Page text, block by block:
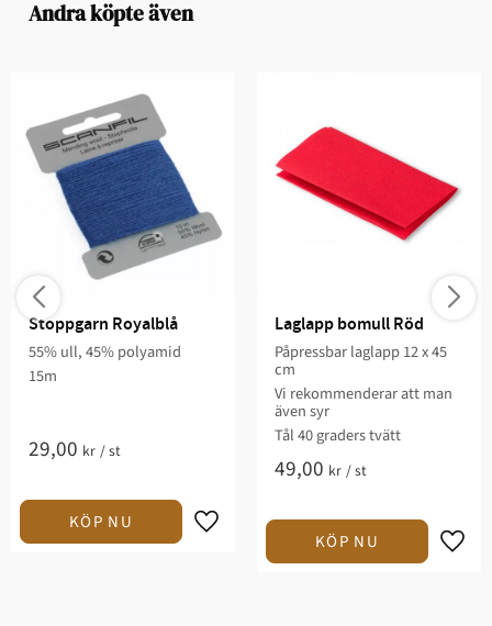
Andra köpte även
Stoppgarn Royalblå
55% ull, 45% polyamid
15m
29,00 kr /st
Laglapp bomull Röd
Påpressbar laglapp 12 x 45
cm
Vi rekommenderar att man
även syr
Tål 40 graders tvätt
49,00 kr /st